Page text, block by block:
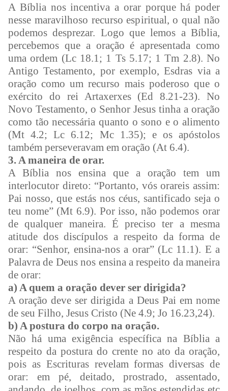
A Bíblia nos incentiva a orar porque há poder
nesse maravilhoso recurso espiritual, o qual não
podemos desprezar. Logo que lemos a Bíblia,
percebemos que a oração é apresentada como
uma ordem (Lc 18.1; 1 Ts 5.17; 1 Tm 2.8). No
Antigo Testamento, por exemplo, Esdras via a
oração como um recurso mais poderoso que o
exército do rei Artaxerxes (Ed 8.21-23). No
Novo Testamento, o Senhor Jesus tinha a oração
como tão necessária quanto o sono e o alimento
(Mt 4.2; Lc 6.12; Mc 1.35); e os apóstolos
também perseveravam em oração (At 6.4).
3. A maneira de orar.
A Bíblia nos ensina que a oração tem um
interlocutor direto: “Portanto, vós orareis assim:
Pai nosso, que estás nos céus, santificado seja o
teu nome” (Mt 6.9). Por isso, não podemos orar
de qualquer maneira. É preciso ter a mesma
atitude dos discípulos a respeito da forma de
orar: “Senhor, ensina-nos a orar” (Lc 11.1). E a
Palavra de Deus nos ensina a respeito da maneira
de orar:
a) A quem a oração dever ser dirigida?
A oração deve ser dirigida a Deus Pai em nome
de seu Filho, Jesus Cristo (Ne 4.9; Jo 16.23,24).
b) A postura do corpo na oração.
Não há uma exigência específica na Bíblia a
respeito da postura do crente no ato da oração,
pois as Escrituras revelam formas diversas de
orar: em pé, deitado, prostrado, assentado,